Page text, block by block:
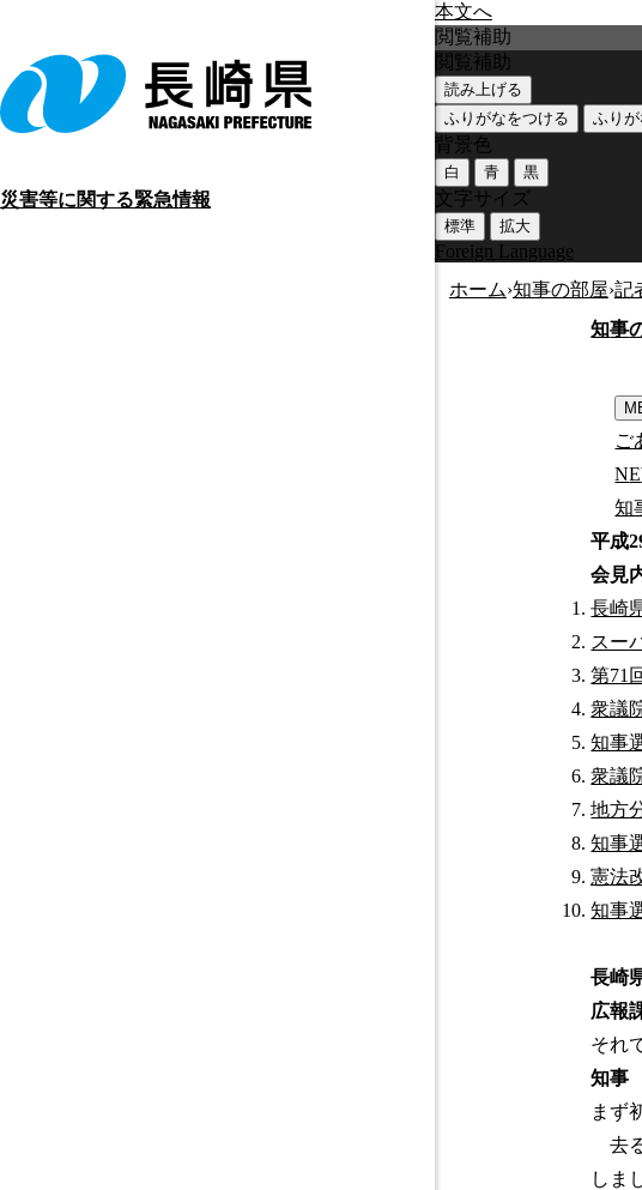
本文へ
災害等に関する緊急情報
閲覧補助
閲覧補助
読み上げる
ふりがなをつける
ふり
背景色
白 青 黒
文字サイズ
標準 拡大
Foreign Language
ホーム›知事の部屋›記
知事
ご
NE
知
平成
会見
長崎
スー
第71
衆議
知事
衆議
地方
知事
憲法
知事
長崎
広報
それ
知事
まず
去
しま